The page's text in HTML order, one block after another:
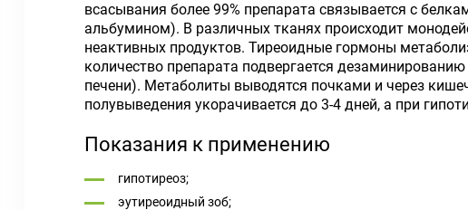
всасывания более 99% препарата связывается с
альбумином). В различных тканях происходит
неактивных продуктов. Тиреоидные гормоны
количество препарата подвергается
печени). Метаболиты выводятся почками и через
полувыведения укорачивается до 3-4 дней, а при
Показания к применению
гипотиреоз;
эутиреоидный зоб;